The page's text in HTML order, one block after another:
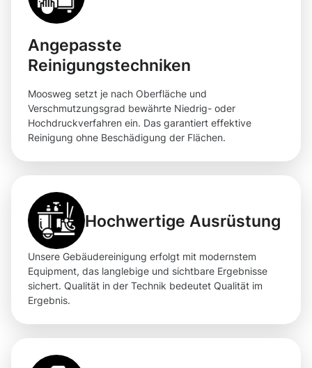
Angepasste
Reinigungstechniken
Moosweg setzt je nach Oberfläche und
Verschmutzungsgrad bewährte Niedrig- oder
Hochdruckverfahren ein. Das garantiert effektive
Reinigung ohne Beschädigung der Flächen.
Hochwertige Ausrüstung
Unsere Gebäudereinigung erfolgt mit modernstem
Equipment, das langlebige und sichtbare Ergebnisse
sichert. Qualität in der Technik bedeutet Qualität im
Ergebnis.